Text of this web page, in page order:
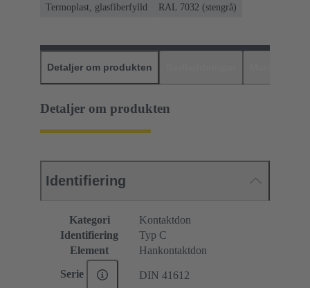
Termoplast, glasfiberfylld
RAL 7032 (stengrå)
Detaljer om produkten
Detaljer om produkten
Identifiering
Kategori
Kontaktdon
Identifiering
Typ C
Element
Hankontaktdon
Serie DIN 41612